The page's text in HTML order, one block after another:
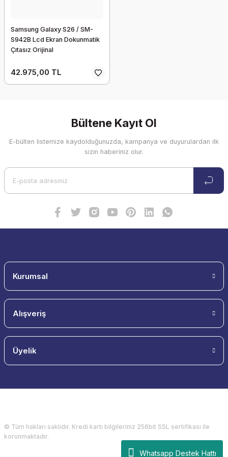
Whatsapp Destek Hattı
Samsung Galaxy S26 / SM-
S942B Lcd Ekran Dokunmatik
Çıtasız Orijinal
42.975,00 TL
Bültene Kayıt Ol
E-bülten listemize kaydolduğunuzda, kampanya ve duyurulardan ilk
sizin haberiniz olur.
Kurumsal
Alışveriş
Üyelik
© Tüm hakları saklıdır. Kredi kartı bilgileriniz 256bit SSL sertifikası ile
korunmaktadır.